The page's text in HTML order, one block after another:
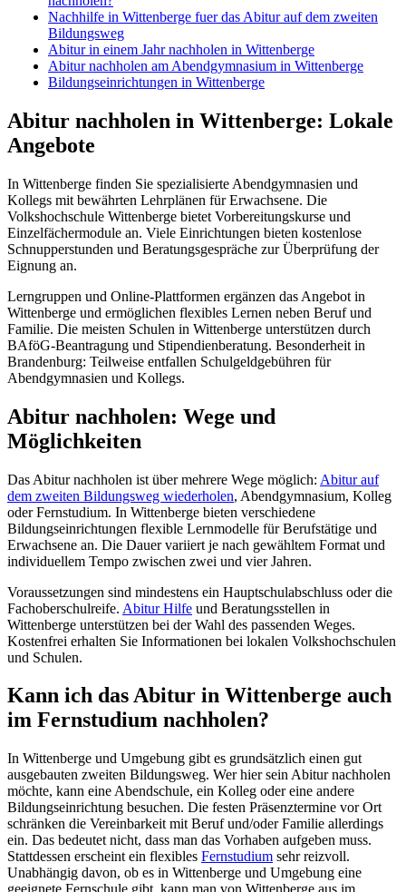
Nachhilfe in Wittenberge fuer das Abitur auf dem zweiten
Bildungsweg
Abitur in einem Jahr nachholen in Wittenberge
Abitur nachholen am Abendgymnasium in Wittenberge
Bildungseinrichtungen in Wittenberge
Abitur nachholen in Wittenberge: Lokale
Angebote
In Wittenberge finden Sie spezialisierte Abendgymnasien und
Kollegs mit bewährten Lehrplänen für Erwachsene. Die
Volkshochschule Wittenberge bietet Vorbereitungskurse und
Einzelfächermodule an. Viele Einrichtungen bieten kostenlose
Schnupperstunden und Beratungsgespräche zur Überprüfung der
Eignung an.
Lerngruppen und Online-Plattformen ergänzen das Angebot in
Wittenberge und ermöglichen flexibles Lernen neben Beruf und
Familie. Die meisten Schulen in Wittenberge unterstützen durch
BAföG-Beantragung und Stipendienberatung. Besonderheit in
Brandenburg: Teilweise entfallen Schulgeldgebühren für
Abendgymnasien und Kollegs.
Abitur nachholen: Wege und
Möglichkeiten
Das Abitur nachholen ist über mehrere Wege möglich: Abitur auf
dem zweiten Bildungsweg wiederholen, Abendgymnasium, Kolleg
oder Fernstudium. In Wittenberge bieten verschiedene
Bildungseinrichtungen flexible Lernmodelle für Berufstätige und
Erwachsene an. Die Dauer variiert je nach gewähltem Format und
individuellem Tempo zwischen zwei und vier Jahren.
Voraussetzungen sind mindestens ein Hauptschulabschluss oder die
Fachoberschulreife. Abitur Hilfe und Beratungsstellen in
Wittenberge unterstützen bei der Wahl des passenden Weges.
Kostenfrei erhalten Sie Informationen bei lokalen Volkshochschulen
und Schulen.
Kann ich das Abitur in Wittenberge auch
im Fernstudium nachholen?
In Wittenberge und Umgebung gibt es grundsätzlich einen gut
ausgebauten zweiten Bildungsweg. Wer hier sein Abitur nachholen
möchte, kann eine Abendschule, ein Kolleg oder eine andere
Bildungseinrichtung besuchen. Die festen Präsenztermine vor Ort
schränken die Vereinbarkeit mit Beruf und/oder Familie allerdings
ein. Das bedeutet nicht, dass man das Vorhaben aufgeben muss.
Stattdessen erscheint ein flexibles Fernstudium sehr reizvoll.
Unabhängig davon, ob es in Wittenberge und Umgebung eine